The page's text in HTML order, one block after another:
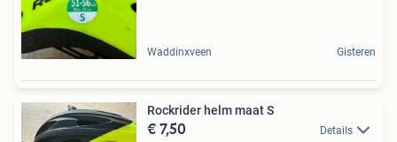
Waddinxveen Gisteren
Rockrider helm maat S
€ 7,50 Details